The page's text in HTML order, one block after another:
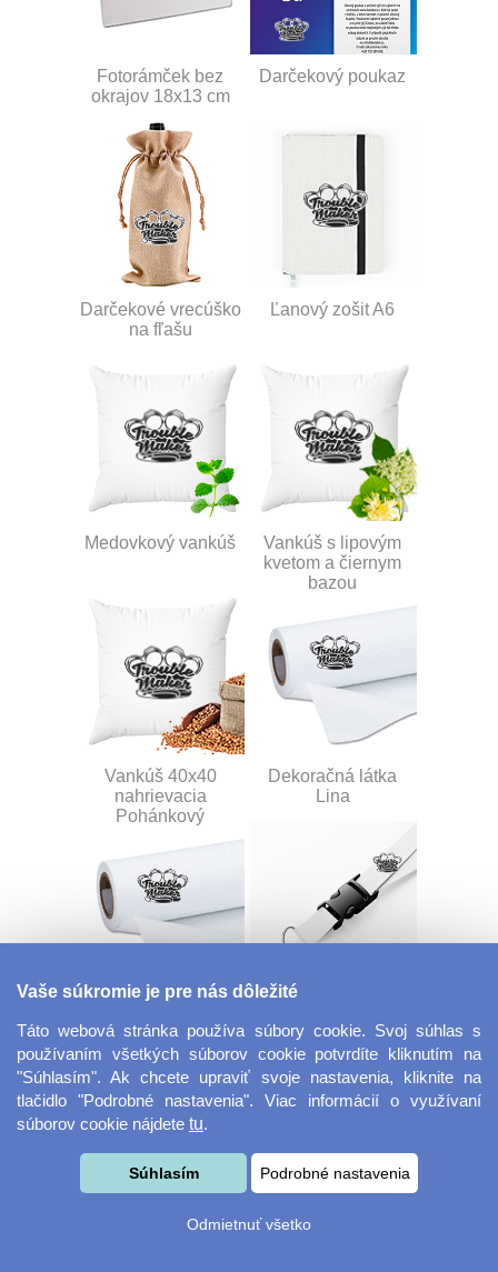
Fotorámček bez
okrajov 18x13 cm
Darčekový poukaz
Darčekové vrecúško
na fľašu
Ľanový zošit A6
Medovkový vankúš
Vankúš s lipovým
kvetom a čiernym
bazou
Vankúš 40x40
nahrievacia
Pohánkový
Dekoračná látka
Lina
Miranda
prackou
Vaše súkromie je pre nás dôležité
Táto webová stránka používa súbory cookie. Svoj súhlas s
používaním všetkých súborov cookie potvrdíte kliknutím na
"Súhlasím". Ak chcete upraviť svoje nastavenia, kliknite na
tlačidlo "Podrobné nastavenia". Viac informácií o využívaní
súborov cookie nájdete tu.
Súhlasím Podrobné nastavenia
Odmietnuť všetko